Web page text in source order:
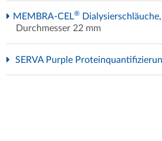
MEMBRA-CEL®
Durchmesser 22 mm
SERVA Purple